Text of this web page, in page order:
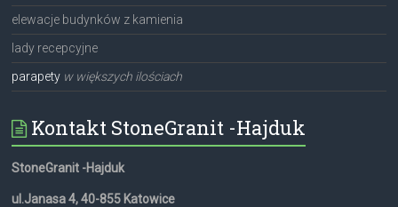
elewacje budynków z kamienia
lady recepcyjne
parapety w większych ilościach
Kontakt StoneGranit -Hajduk
StoneGranit -Hajduk
ul.Janasa 4, 40-855 Katowice